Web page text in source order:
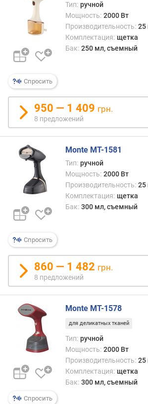
о
г
и
х
к
д
е
ш
е
ы
м
п
о
т
з
ы
в
а
м
п
а
е
д
б
Спросить
Тип: ручной
Мощность: 2000 Вт
Производительность: 25
Комплектация: щетка
Бак: 250 мл, съемный
950 — 1 409 грн.
8 предложений
Спросить
Monte MT-1581
Тип: ручной
Мощность: 2000 Вт
Производительность: 25
Комплектация: щетка
Бак: 300 мл, съемный
860 — 1 482 грн.
8 предложений
Спросить
Monte MT-1578
для деликатных тканей
Тип: ручной
Мощность: 2000 Вт
Производительность: 25
Комплектация: щетка
Бак: 300 мл, съемный